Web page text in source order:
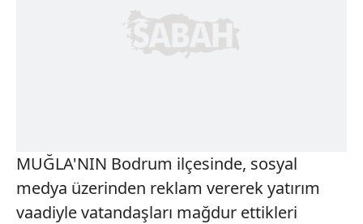
MUĞLA'NIN Bodrum ilçesinde, sosyal
medya üzerinden reklam vererek yatırım
vaadiyle vatandaşları mağdur ettikleri